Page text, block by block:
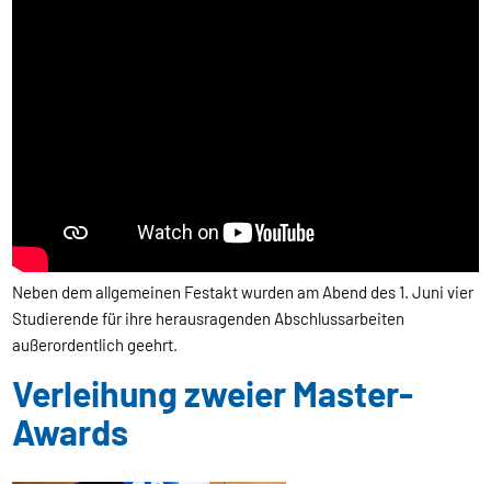
Neben dem allgemeinen Festakt wurden am Abend des 1. Juni vier
Studierende für ihre herausragenden Abschlussarbeiten
außerordentlich geehrt.
Verleihung zweier Master-
Awards